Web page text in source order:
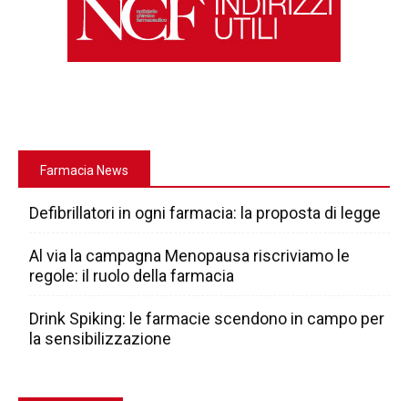
Farmacia News
Defibrillatori in ogni farmacia: la proposta di legge
Al via la campagna Menopausa riscriviamo le
regole: il ruolo della farmacia
Drink Spiking: le farmacie scendono in campo per
la sensibilizzazione